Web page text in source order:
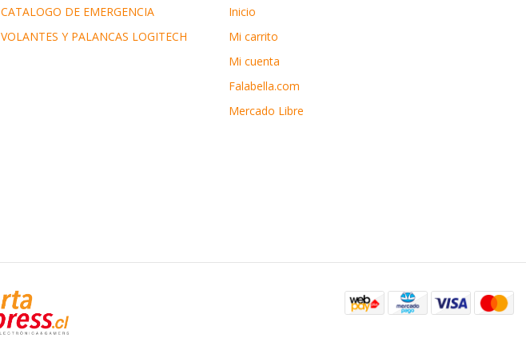
CATALOGO DE EMERGENCIA
VOLANTES Y PALANCAS LOGITECH
Inicio
Mi carrito
Mi cuenta
Falabella.com
Mercado Libre